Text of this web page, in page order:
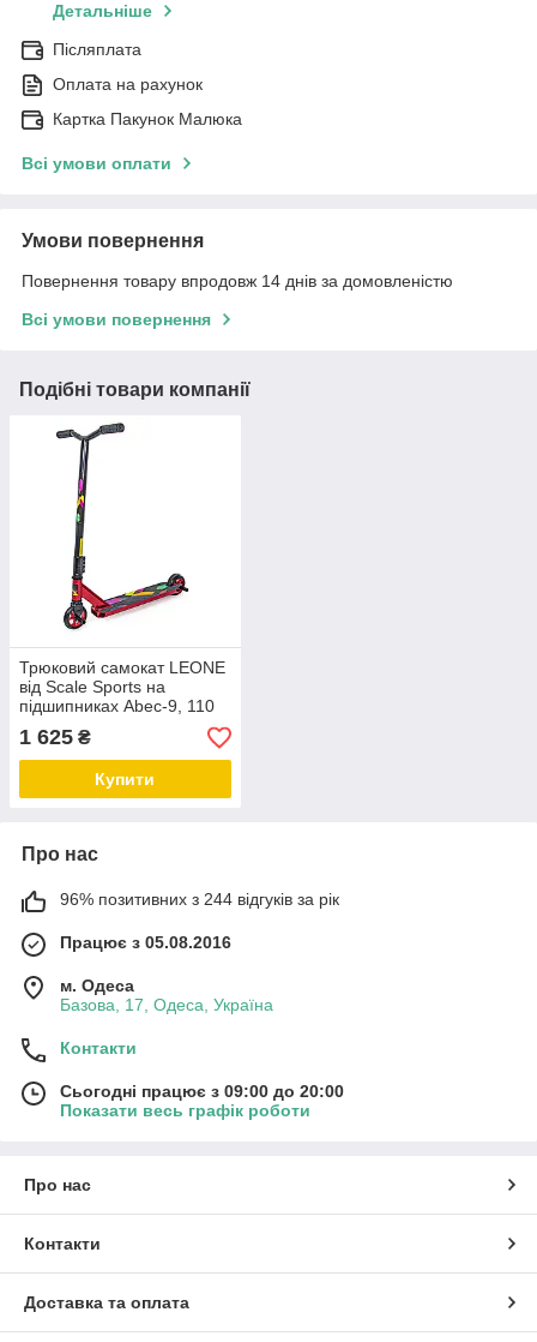
Детальніше
Післяплата
Оплата на рахунок
Картка Пакунок Малюка
Всі умови оплати
Умови повернення
Повернення товару впродовж 14 днів за домовленістю
Всі умови повернення
Подібні товари компанії
Трюковий самокат LEONE
від Scale Sports на
підшипниках Abec-9, 110
колір
1 625 ₴
Купити
Про нас
96% позитивних з 244 відгуків за рік
Працює з 05.08.2016
м. Одеса
Базова, 17, Одеса, Україна
Контакти
Сьогодні працює з 09:00 до 20:00
Показати весь графік роботи
Про нас
Контакти
Доставка та оплата